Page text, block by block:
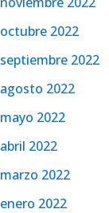
octubre 2022
septiembre 2022
agosto 2022
mayo 2022
abril 2022
marzo 2022
enero 2022